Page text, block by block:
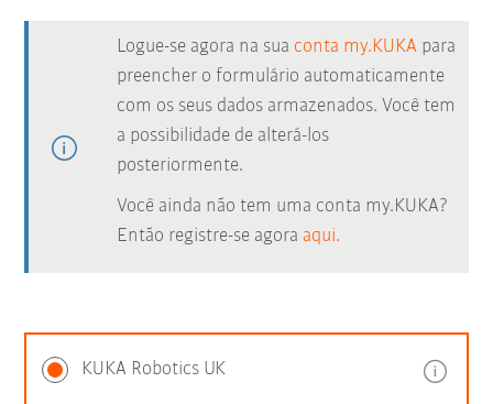
Logue-se agora na sua conta my.KUKA para
preencher o formulário automaticamente
com os seus dados armazenados. Você tem
a possibilidade de alterá-los
posteriormente.
Você ainda não tem uma conta my.KUKA?
Então registre-se agora aqui.
KUKA Robotics UK